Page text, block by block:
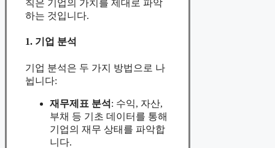
칙은 기업의 가치를 제대로 파악
하는 것입니다.
1. 기업 분석
기업 분석은 두 가지 방법으로 나
뉩니다:
재무제표 분석 : 수익, 자산,
부채 등 기초 데이터를 통해
기업의 재무 상태를 파악합
니다.